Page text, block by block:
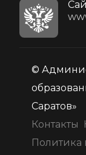
©
Саратов»
Контакты
Политика